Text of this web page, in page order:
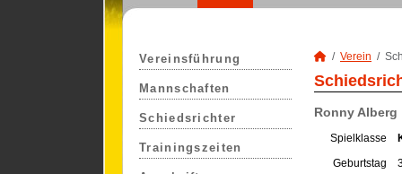
Vereinsführung
Mannschaften
Schiedsrichter
Trainingszeiten
Verein
Ronny Alberg
Spielklasse
Geburtstag